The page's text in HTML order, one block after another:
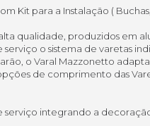
Kit para a Instalação (
qualidade, produzidos em
o sistema de varetas
o Varal Mazzonetto
de comprimento das
integrando a